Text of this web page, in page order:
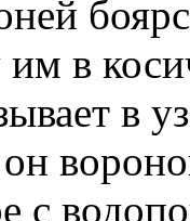
им в
в
с